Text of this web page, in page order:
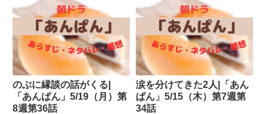
のぶに縁談の話がくる|
「あんぱん」5/19（月）第
8週第36話
涙を分けてきた2人|「あん
ぱん」5/15（木）第7週第
34話